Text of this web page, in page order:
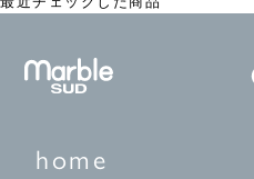
home